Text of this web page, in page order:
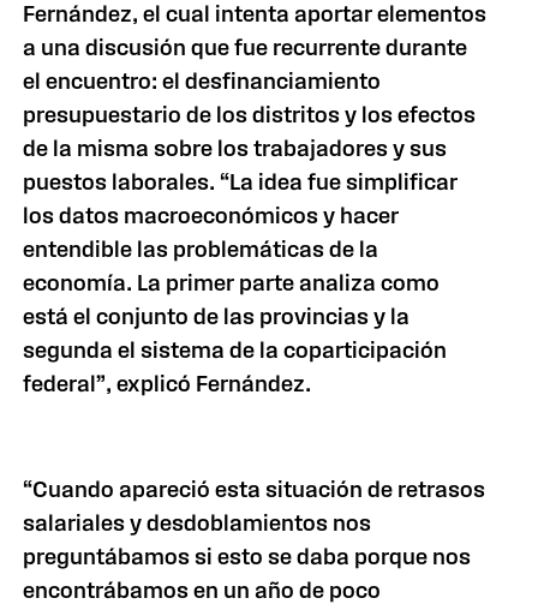
Fernández, el cual intenta aportar elementos
a una discusión que fue recurrente durante
el encuentro: el desfinanciamiento
presupuestario de los distritos y los efectos
de la misma sobre los trabajadores y sus
puestos laborales. “La idea fue simplificar
los datos macroeconómicos y hacer
entendible las problemáticas de la
economía. La primer parte analiza como
está el conjunto de las provincias y la
segunda el sistema de la coparticipación
federal”, explicó Fernández.
“Cuando apareció esta situación de retrasos
salariales y desdoblamientos nos
preguntábamos si esto se daba porque nos
encontrábamos en un año de poco